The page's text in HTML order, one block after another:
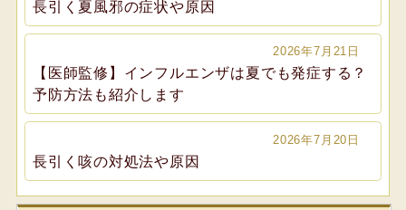
長引く夏風邪の症状や原因
2026年7月21日
【医師監修】インフルエンザは夏でも発症する？
予防方法も紹介します
2026年7月20日
長引く咳の対処法や原因